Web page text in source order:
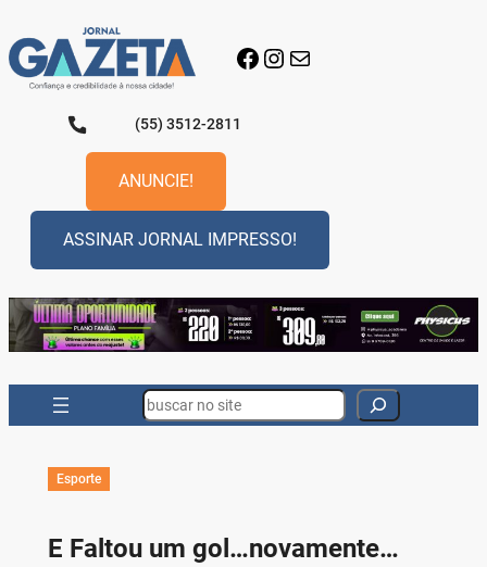
para
o
conteúdo
Facebook
Instagram
E-mail
(55) 3512-2811
ANUNCIE!
ASSINAR JORNAL IMPRESSO!
Search
Esporte
E Faltou um gol…novamente…